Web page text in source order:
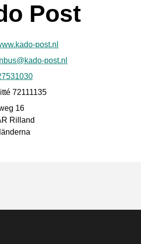
Post
kontaktuppgifter
URL
post.nl
post.nl
72111135
16
Rilland